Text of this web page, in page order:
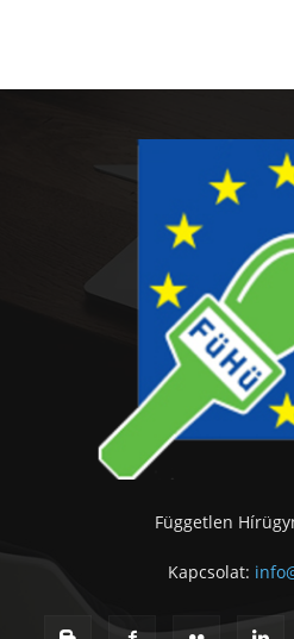
Független
Kapcsolat: